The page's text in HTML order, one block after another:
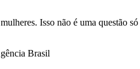
Isso não é uma questão
Brasil